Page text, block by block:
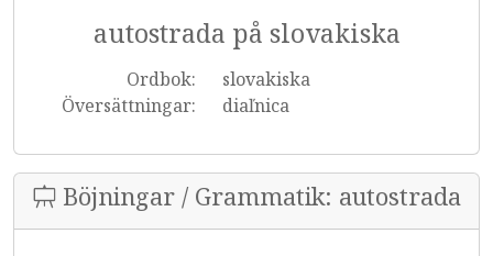
autostrada på slovakiska
Ordbok:
slovakiska
Översättningar:
diaľnica
Böjningar / Grammatik: autostrada